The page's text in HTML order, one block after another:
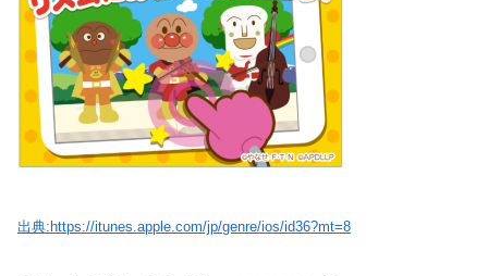
出典:https://itunes.apple.com/jp/genre/ios/id36?mt=8